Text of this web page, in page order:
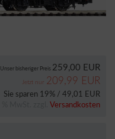
Unser bisheriger Preis 259,00 EUR
Jetzt nur 209,99 EUR
Sie sparen 19% / 49,01 EUR
Versandkosten